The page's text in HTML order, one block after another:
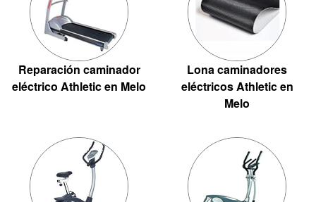
Reparación caminador
eléctrico Athletic en Melo
Lona caminadores
eléctricos Athletic en
Melo